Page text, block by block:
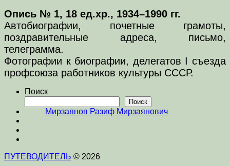
Опись № 1, 18 ед.хр., 1934–1990 гг.
Автобиографии, почетные грамоты,
поздравительные адреса, письмо,
телеграмма.
Фотографии к биографии, делегатов I съезда
профсоюза работников культуры СССР.
Поиск
Поиск
Мирзаянов Разиф Мирзаянович
ПУТЕВОДИТЕЛЬ © 2026